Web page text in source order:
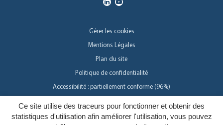
Ce site utilise des traceurs pour fonctionner et obtenir des
statistiques d'utilisation afin améliorer l'utilisation, vous pouvez
Gérer les cookies
Mentions Légales
Plan du site
Politique de confidentialité
Accessibilité : partiellement conforme (96%)
Inovagora